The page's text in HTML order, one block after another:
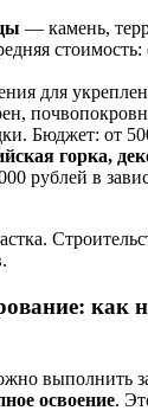
— камень,
стоимость:
для
Бюджет: от
горка,
рублей в
как
выполнить
освоение.